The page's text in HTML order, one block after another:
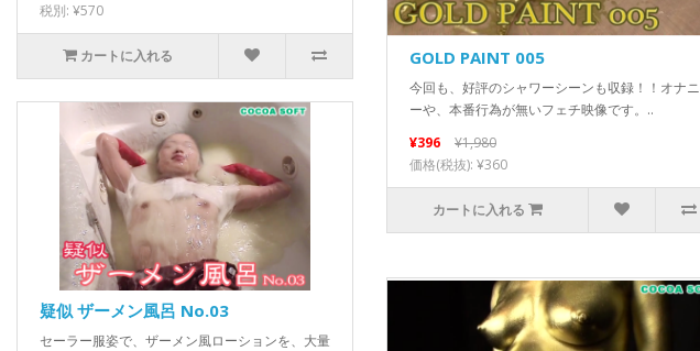
税別: ¥570
カートに入れる
疑似 ザーメン風呂 No.03
セーラー服姿で、ザーメン風ローションを、大量
GOLD PAINT 005
今回も、好評のシャワーシーンも収録！！オナニ
ーや、本番行為が無いフェチ映像です。..
¥396
¥1,980
価格(税抜): ¥360
カートに入れる